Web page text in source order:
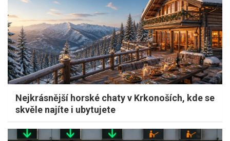
Nejkrásnější horské chaty v Krkonoších, kde se
skvěle najíte i ubytujete